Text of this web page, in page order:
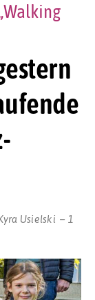
Usielski
1